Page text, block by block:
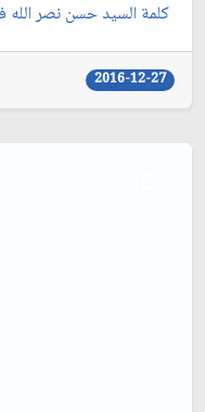
كلمة السيد حسن نصر الله
2016-12-27